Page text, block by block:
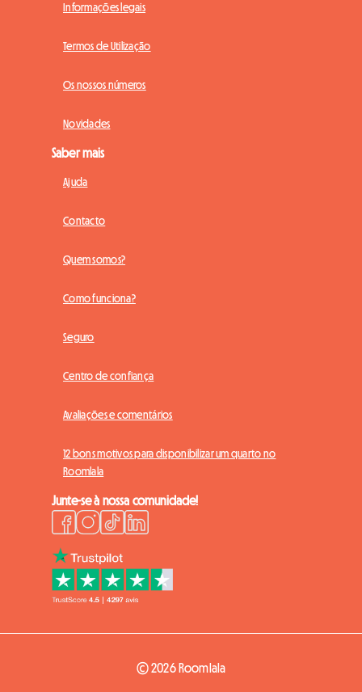
Informações legais
Termos de Utilização
Os nossos números
Novidades
Saber mais
Ajuda
Contacto
Quem somos?
Como funciona?
Seguro
Centro de confiança
Avaliações e comentários
12 bons motivos para disponibilizar um quarto no
Roomlala
Junte-se à nossa comunidade!
© 2026 Roomlala